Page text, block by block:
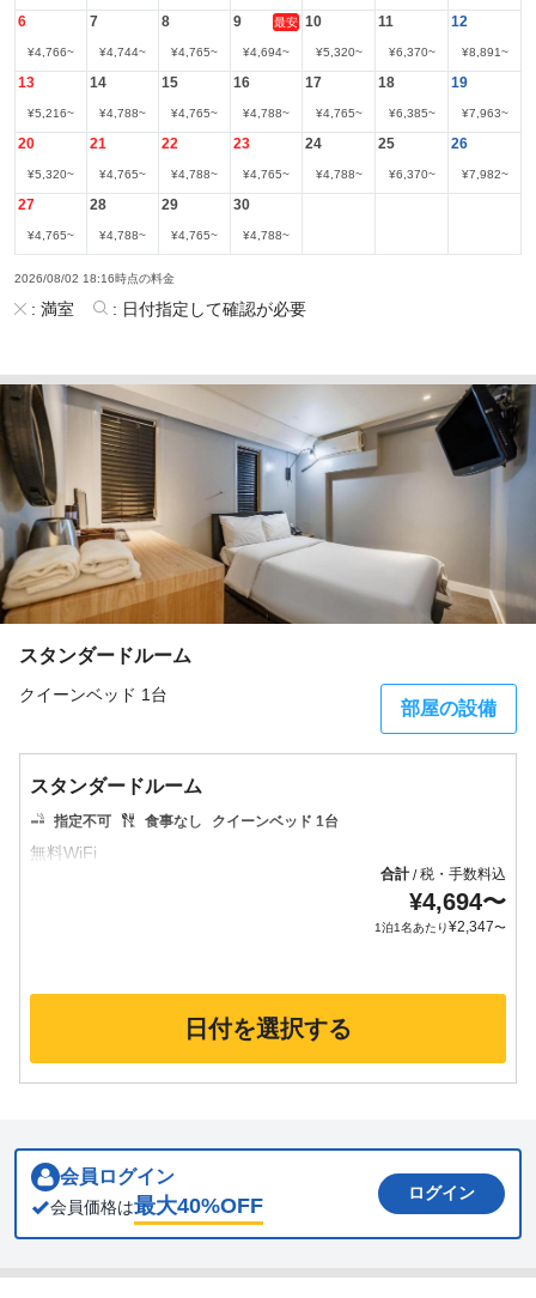
6
¥4,766~
7
¥4,744~
8
¥4,765~
9 最安
¥4,694~
10
¥5,320~
11
¥6,370~
12
¥8,891~
13
¥5,216~
14
¥4,788~
15
¥4,765~
16
¥4,788~
17
¥4,765~
18
¥6,385~
19
¥7,963~
20
¥5,320~
21
¥4,765~
22
¥4,788~
23
¥4,765~
24
¥4,788~
25
¥6,370~
26
¥7,982~
27
¥4,765~
28
¥4,788~
29
¥4,765~
30
¥4,788~
2026/08/02 18:16時点の料金
: 満室 : 日付指定して確認が必要
スタンダードルーム
クイーンベッド 1台
部屋の設備
スタンダードルーム
指定不可 食事なし クイーンベッド 1台
合計/税・手数料込
¥4,694〜
1泊1名あたり¥2,347〜
日付を選択する
会員ログイン
会員価格は最大40%OFF
ログイン